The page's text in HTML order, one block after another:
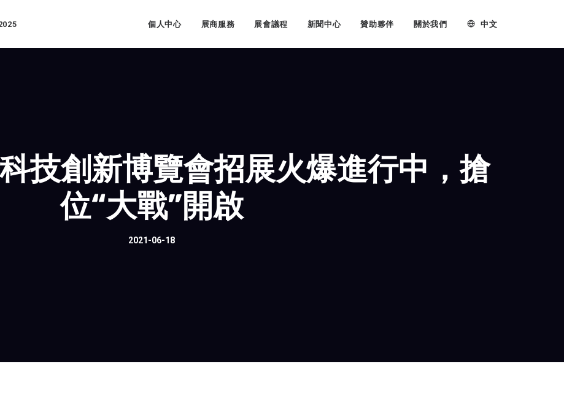
個人中心 展商服務 展會議程 新聞中心 贊助夥伴 關於我們 中文
技創新博覽會招展火爆進行中，搶
位“大戰”開啟
2021-06-18